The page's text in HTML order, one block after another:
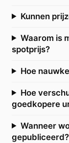
Kunnen
Waarom is
spotprijs?
Hoe
Hoe
goedkopere
Wanneer
gepubliceerd?